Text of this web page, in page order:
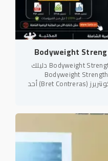
تحميل كتاب Bodyweight Strength Training Anatomy دليلك
بوزن الجسم يُعد كتاب Bodyweight Strength
Training Anatomy لمؤلفه بريت كونتريرز (Bret Contreras) أحد